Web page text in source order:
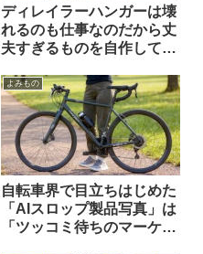
ディレイラーハンガーは壊
れるのも仕事なのだから丈
夫すぎるものを自作しては
ら）
よみもの
自転車界で目立ちはじめた
「AIスロップ製品写真」は
「ツッコミ待ちのマーケテ